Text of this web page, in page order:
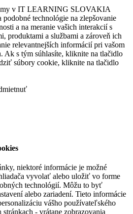
my v IT LEARNING SLOVAKIA
technológie na zlepšovanie
a na meranie vašich interakcií s
produktami a službami a zároveň ich
relevantnejších informácií pri vašom
Ak s tým súhlasíte, kliknite na tlačidlo
súbory cookie, kliknite na tlačidlo
niektoré informácie je možné
vyvolať alebo uložiť vo forme
technológií. Môžu to byť
alebo zariadení. Tieto informácie
vášho používateľského
- vrátane zobrazovania